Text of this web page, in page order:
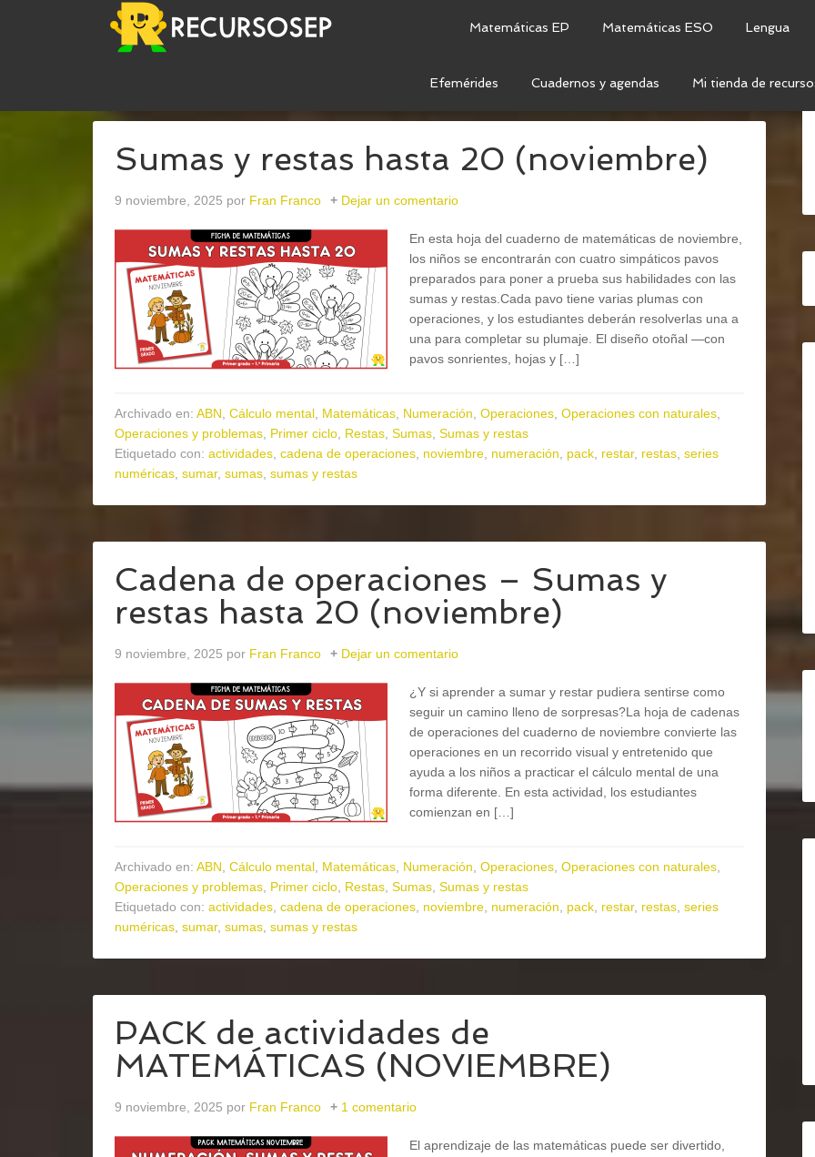
Matemáticas EP Matemáticas ESO Lengua
Efemérides Cuadernos y agendas Mi tienda de
Sumas y restas hasta 20 (noviembre)
9 noviembre, 2025 por Fran Franco Dejar un comentario
En esta hoja del cuaderno de matemáticas de noviembre,
los niños se encontrarán con cuatro simpáticos pavos
preparados para poner a prueba sus habilidades con las
sumas y restas.Cada pavo tiene varias plumas con
operaciones, y los estudiantes deberán resolverlas una a
una para completar su plumaje. El diseño otoñal —con
pavos sonrientes, hojas y […]
Archivado en: ABN Cálculo mental Matemáticas Numeración Operaciones Operaciones con naturales
Operaciones y problemas Primer ciclo Restas Sumas Sumas y restas
Etiquetado con: actividades cadena de operaciones noviembre numeración pack restar, restas series
numéricas sumar, sumas sumas y restas
Cadena de operaciones – Sumas y
restas hasta 20 (noviembre)
9 noviembre, 2025 por Fran Franco Dejar un comentario
¿Y si aprender a sumar y restar pudiera sentirse como
seguir un camino lleno de sorpresas?La hoja de cadenas
de operaciones del cuaderno de noviembre convierte las
operaciones en un recorrido visual y entretenido que
ayuda a los niños a practicar el cálculo mental de una
forma diferente. En esta actividad, los estudiantes
comienzan en […]
Archivado en: ABN Cálculo mental Matemáticas Numeración Operaciones Operaciones con naturales
Operaciones y problemas Primer ciclo Restas Sumas Sumas y restas
Etiquetado con: actividades cadena de operaciones noviembre numeración pack restar, restas series
numéricas sumar, sumas sumas y restas
PACK de actividades de
MATEMÁTICAS (NOVIEMBRE)
9 noviembre, 2025 por Fran Franco 1 comentario
El aprendizaje de las matemáticas puede ser divertido,